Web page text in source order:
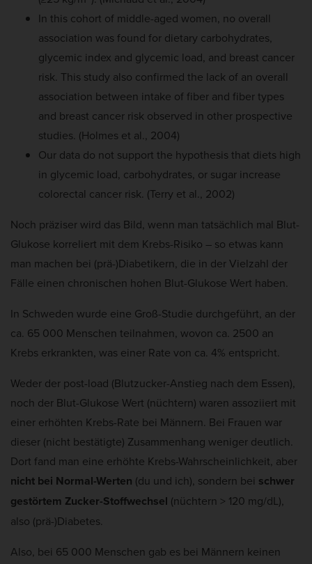
In this cohort of middle-aged women, no overall
association was found for dietary carbohydrates,
glycemic index and glycemic load, and breast cancer
risk. This study also confirmed the lack of an overall
association between intake of fiber and fiber types
and breast cancer risk observed in other prospective
studies. (Holmes et al., 2004)
Our data do not support the hypothesis that diets high
in glycemic load, carbohydrates, or sugar increase
colorectal cancer risk. (Terry et al., 2002)
Noch präziser wird das Bild, wenn man tatsächlich mal Blut-
Glukose korreliert mit dem Krebs-Risiko – so etwas kann
man machen bei (prä-)Diabetikern, die in der Vielzahl der
Fälle einen chronischen hohen Blut-Glukose Wert haben.
In Schweden wurde eine Groß-Studie durchgeführt, an der
ca. 65 000 Menschen teilnahmen, wovon ca. 2500 an
Krebs erkrankten, was einer Rate von ca. 4% entspricht.
Weder der post-load (Blutzucker-Anstieg nach dem Essen),
noch der Blut-Glukose Wert (nüchtern) waren assoziiert mit
einer erhöhten Krebs-Rate bei Männern. Bei Frauen war
dieser (nicht bestätigte) Zusammenhang weniger deutlich.
Dort fand man eine erhöhte Krebs-Wahrscheinlichkeit, aber
nicht bei Normal-Werten (du und ich), sondern bei schwer
gestörtem Zucker-Stoffwechsel (nüchtern > 120 mg/dL),
also (prä-)Diabetes.
Also, bei 65 000 Menschen gab es bei Männern keinen